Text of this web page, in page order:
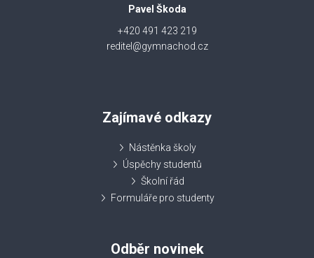
Pavel Škoda
+420 491 423 219
reditel@gymnachod.cz
Zajímavé odkazy
Nástěnka školy
Úspěchy studentů
Školní řád
Formuláře pro studenty
Odběr novinek